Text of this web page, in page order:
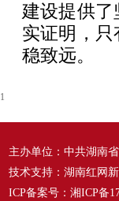
建设提供
实证明，
稳致远。
1
主办单位：中共湖南
技术支持：湖南红网
ICP备案号： 湘ICP备